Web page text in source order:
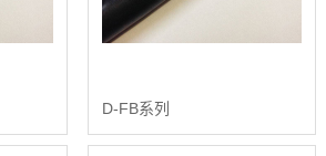
D-FB系列